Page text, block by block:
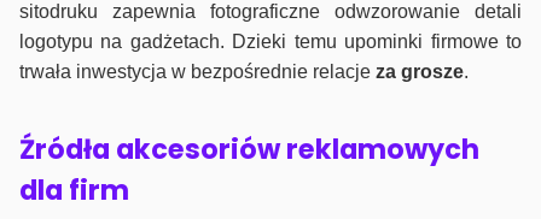
sitodruku zapewnia fotograficzne odwzorowanie detali
logotypu na gadżetach. Dzieki temu upominki firmowe to
trwała inwestycja w bezpośrednie relacje za grosze.
Źródła akcesoriów reklamowych
dla firm